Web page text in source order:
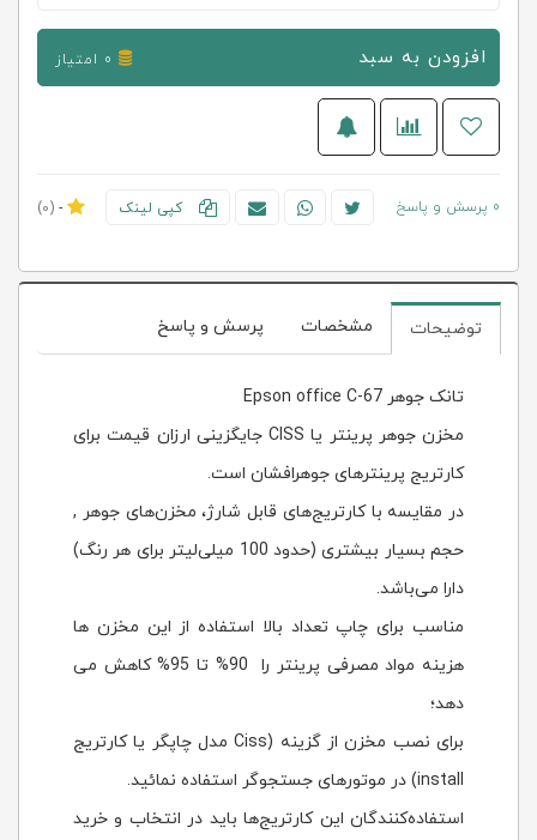
افزودن به سبد
0 پرسش و پاسخ کپی لینک -
(0)
توضیحات مشخصات پرسش و پاسخ
تانک جوهر Epson office C-67
مخزن جوهر پرینتر یا CISS جایگزینی ارزان قیمت برای
کارتریج پرینترهای جوهرافشان است.
در مقایسه با کارتریج‌های قابل شارژ، مخزن‌های جوهر ,
حجم بسیار بیشتری (حدود 100 میلی‌لیتر برای هر رنگ)
دارا می‌باشد.
مناسب برای چاپ تعداد بالا استفاده از این مخزن ها
هزینه مواد مصرفی پرینتر را 90% تا 95% کاهش می
دهد؛
برای نصب مخزن از گزينه (Ciss مدل چاپگر يا كارتريج
install) در موتورهای جستجوگر استفاده نمائيد.
استفاده‌کنندگان این کارتریج‌ها باید در انتخاب و خرید